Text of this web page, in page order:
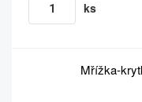
ks
Mřížka-